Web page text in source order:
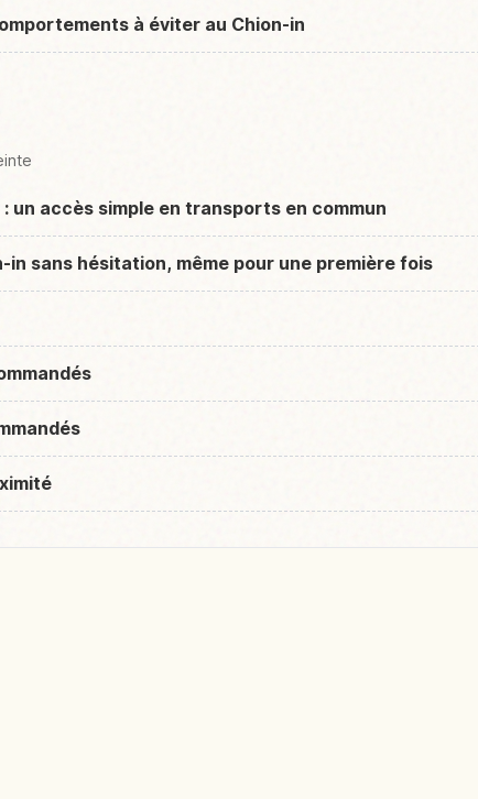
à éviter au Chion-in
un accès simple en transports en commun
in sans hésitation, même pour une première fois